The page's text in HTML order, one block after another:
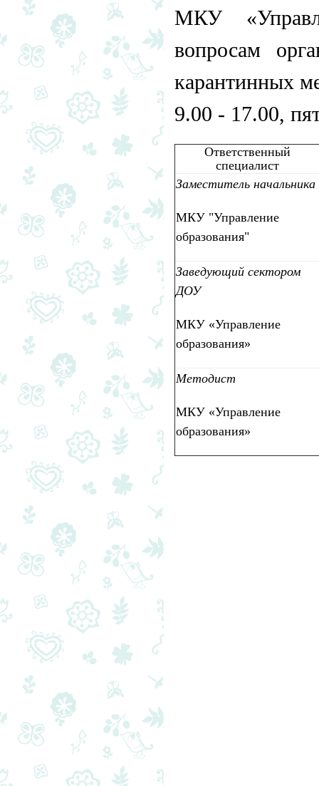
МКУ
вопросам
карантинных
9.00 - 17.00,
Ответственный
специалист
Заместитель начальника
МКУ "Управление
образования"
Заведующий сектором
ДОУ
МКУ «Управление
образования»
Методист
МКУ «Управление
образования»